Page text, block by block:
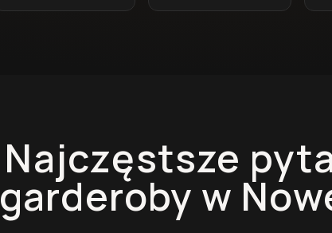
Najczęstsze
garderoby w